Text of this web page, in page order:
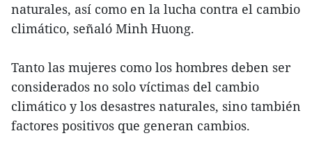
naturales, así como en la lucha contra el cambio
climático, señaló Minh Huong.
Tanto las mujeres como los hombres deben ser
considerados no solo víctimas del cambio
climático y los desastres naturales, sino también
factores positivos que generan cambios.